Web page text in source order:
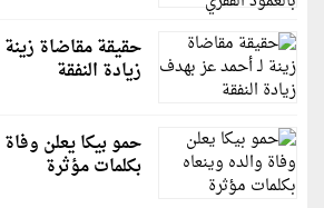
حقيقة مقاضاة
زيادة النفقة
حمو بيكا يعلن وفاة
بكلمات مؤثرة